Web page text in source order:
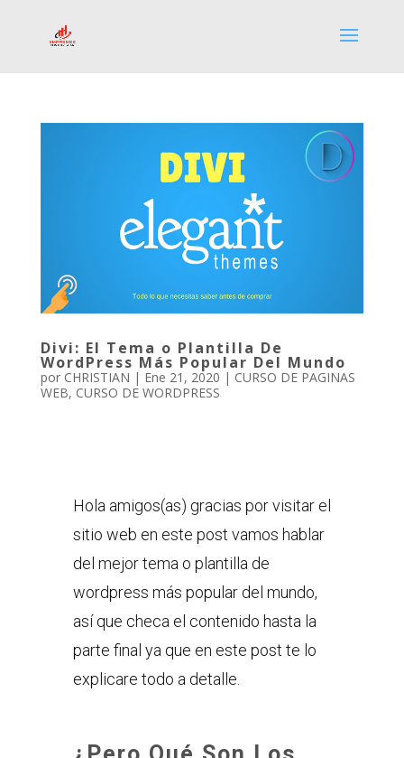
Divi: El Tema o Plantilla De
WordPress Más Popular Del Mundo
por CHRISTIAN | Ene 21, 2020 | CURSO DE PAGINAS
WEB, CURSO DE WORDPRESS
Hola amigos(as) gracias por visitar el
sitio web en este post vamos hablar
del mejor tema o plantilla de
wordpress más popular del mundo,
así que checa el contenido hasta la
parte final ya que en este post te lo
explicare todo a detalle.